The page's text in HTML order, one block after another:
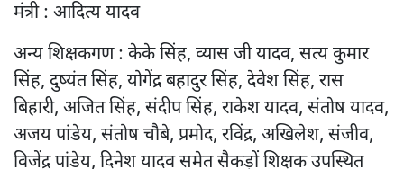
मंत्री : आदित्य यादव
अन्य शिक्षकगण : केके सिंह, व्यास जी यादव, सत्य कुमार
सिंह, दुष्यंत सिंह, योगेंद्र बहादुर सिंह, देवेश सिंह, रास
बिहारी, अजित सिंह, संदीप सिंह, राकेश यादव, संतोष यादव,
अजय पांडेय, संतोष चौबे, प्रमोद, रविंद्र, अखिलेश, संजीव,
विजेंद्र पांडेय, दिनेश यादव समेत सैकड़ों शिक्षक उपस्थित